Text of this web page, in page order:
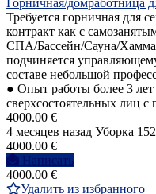
Горничная/домработница
Требуется горничная для
контракт как с
СПА/Бассейн/Сауна/
подчиняется
составе небольшой
● Опыт работы более 3
сверхсостоятельных лиц
4000.00 €
4 месяцев назад Уборка
4000.00 €
Написать
4000.00 €
Удалить из избранного